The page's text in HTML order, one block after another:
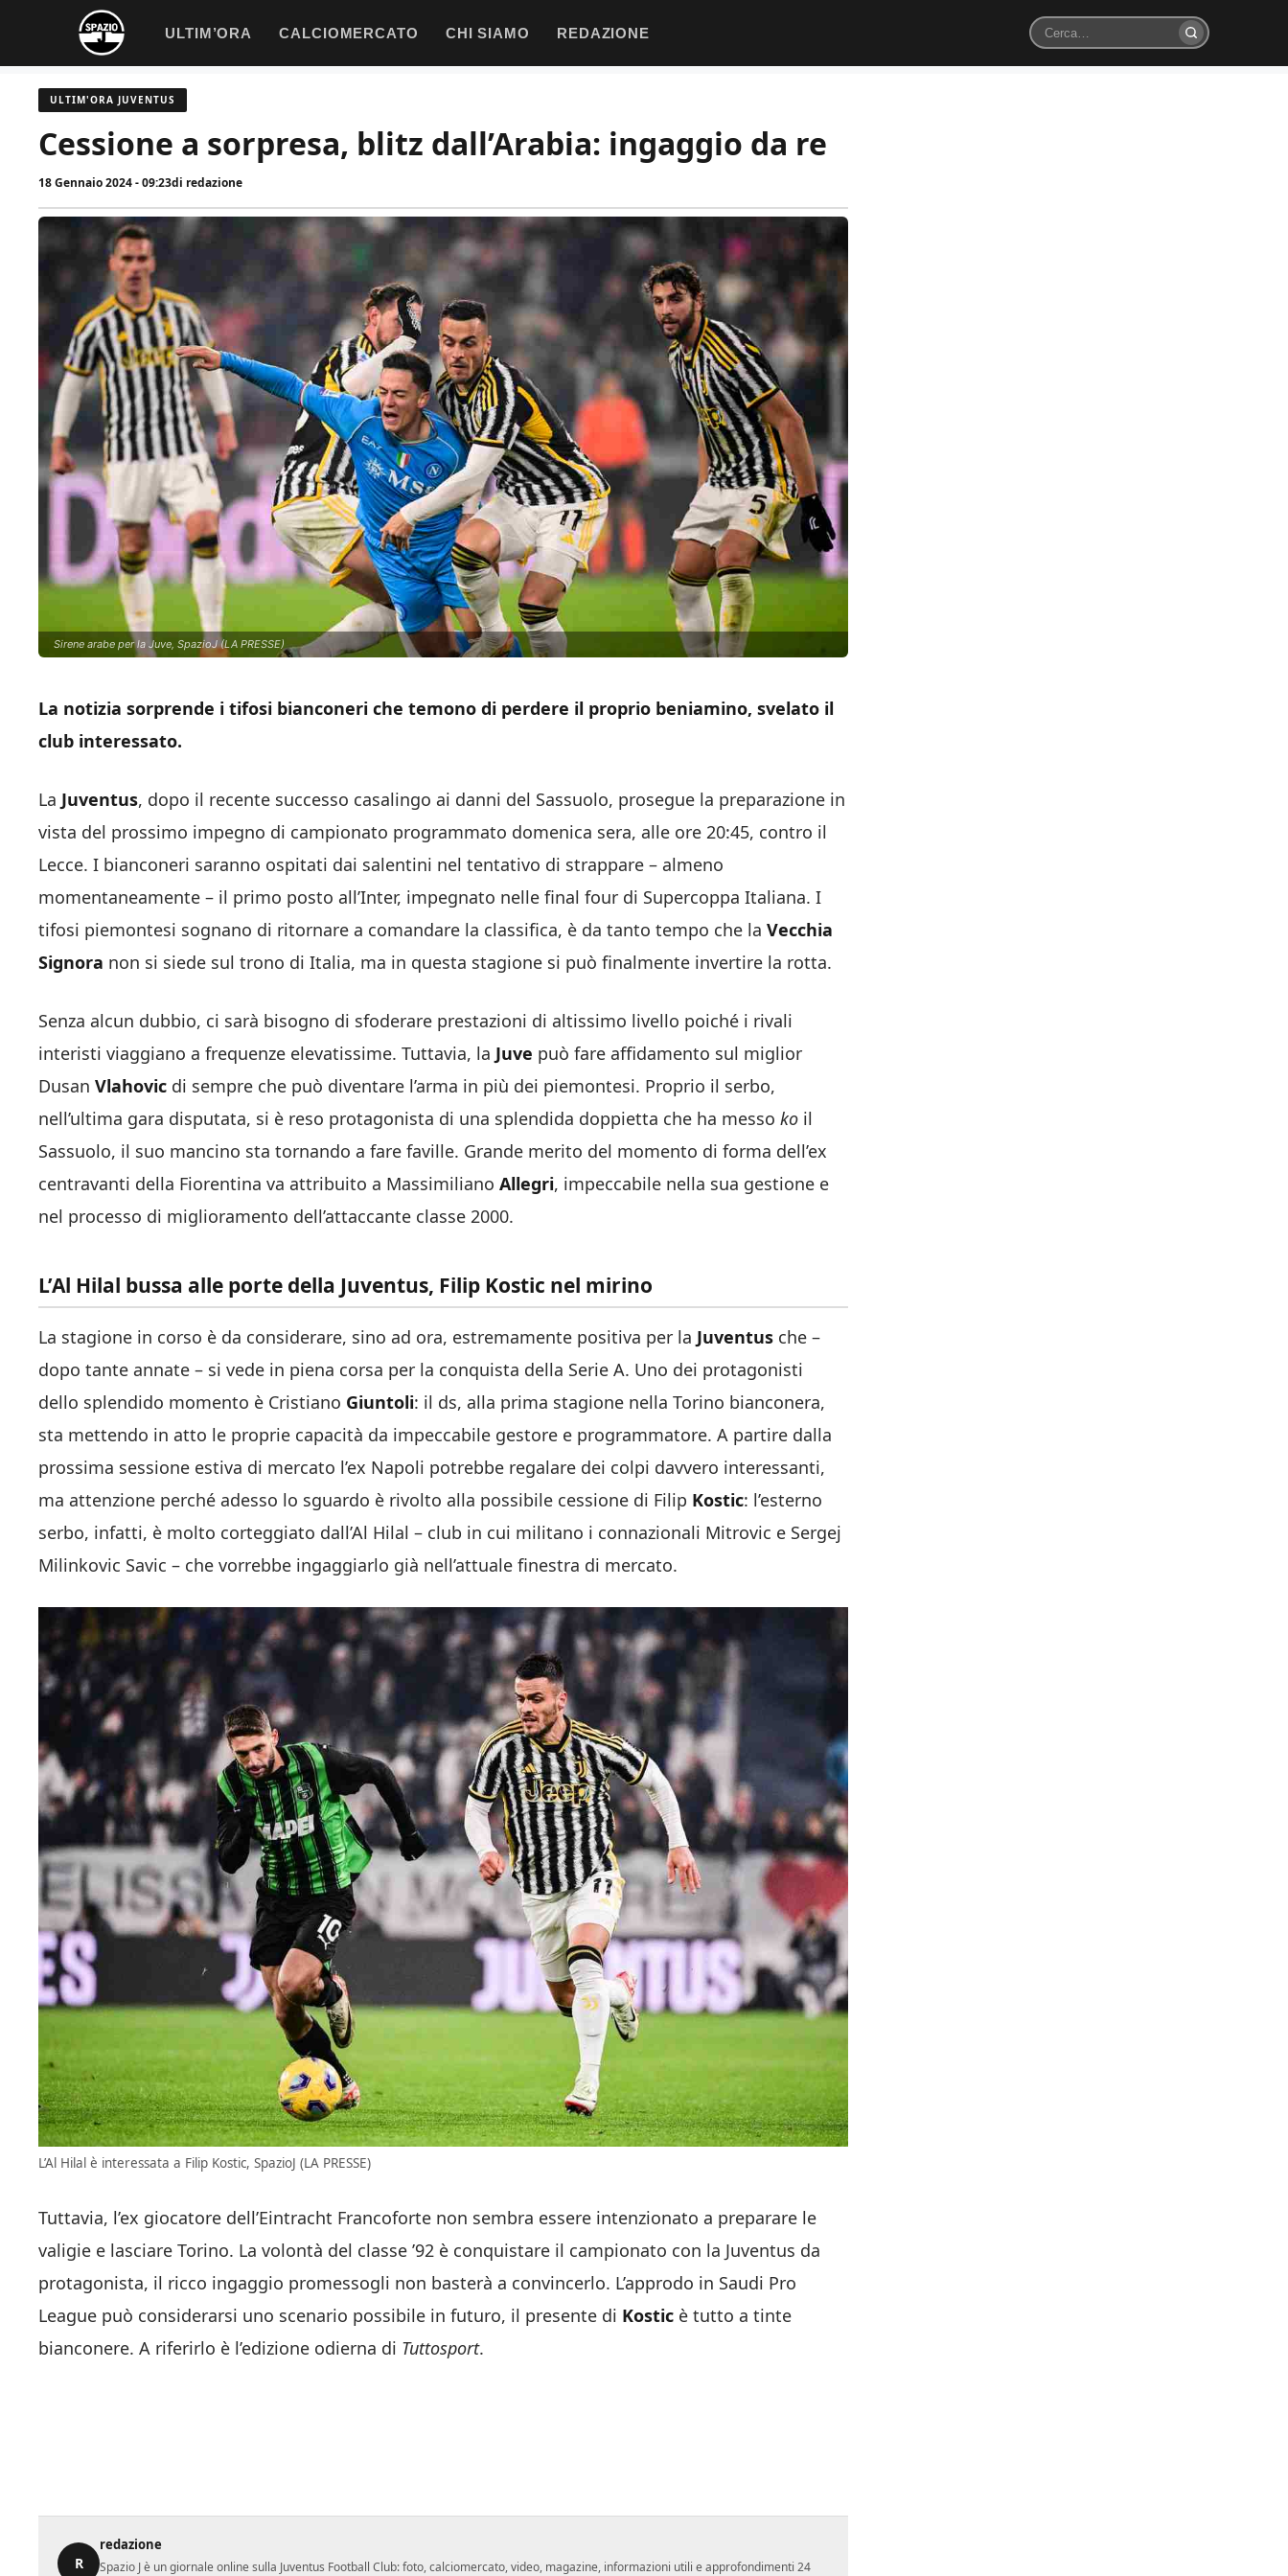
contenuto
ULTIM’ORA CALCIOMERCATO CHI SIAMO REDAZIONE
Cerca
ULTIM'ORA JUVENTUS
Cessione a sorpresa, blitz dall’Arabia: ingaggio da re
18 Gennaio 2024 - 09:23di redazione
Sirene arabe per la Juve, SpazioJ (LA PRESSE)
La notizia sorprende i tifosi bianconeri che temono di perdere il proprio beniamino, svelato il
club interessato.
La Juventus, dopo il recente successo casalingo ai danni del Sassuolo, prosegue la preparazione in
vista del prossimo impegno di campionato programmato domenica sera, alle ore 20:45, contro il
Lecce. I bianconeri saranno ospitati dai salentini nel tentativo di strappare – almeno
momentaneamente – il primo posto all’Inter, impegnato nelle final four di Supercoppa Italiana. I
tifosi piemontesi sognano di ritornare a comandare la classifica, è da tanto tempo che la Vecchia
Signora non si siede sul trono di Italia, ma in questa stagione si può finalmente invertire la rotta.
Senza alcun dubbio, ci sarà bisogno di sfoderare prestazioni di altissimo livello poiché i rivali
interisti viaggiano a frequenze elevatissime. Tuttavia, la Juve può fare affidamento sul miglior
Dusan Vlahovic di sempre che può diventare l’arma in più dei piemontesi. Proprio il serbo,
nell’ultima gara disputata, si è reso protagonista di una splendida doppietta che ha messo ko il
Sassuolo, il suo mancino sta tornando a fare faville. Grande merito del momento di forma dell’ex
centravanti della Fiorentina va attribuito a Massimiliano Allegri, impeccabile nella sua gestione e
nel processo di miglioramento dell’attaccante classe 2000.
L’Al Hilal bussa alle porte della Juventus, Filip Kostic nel mirino
La stagione in corso è da considerare, sino ad ora, estremamente positiva per la Juventus che –
dopo tante annate – si vede in piena corsa per la conquista della Serie A. Uno dei protagonisti
dello splendido momento è Cristiano Giuntoli: il ds, alla prima stagione nella Torino bianconera,
sta mettendo in atto le proprie capacità da impeccabile gestore e programmatore. A partire dalla
prossima sessione estiva di mercato l’ex Napoli potrebbe regalare dei colpi davvero interessanti,
ma attenzione perché adesso lo sguardo è rivolto alla possibile cessione di Filip Kostic: l’esterno
serbo, infatti, è molto corteggiato dall’Al Hilal – club in cui militano i connazionali Mitrovic e Sergej
Milinkovic Savic – che vorrebbe ingaggiarlo già nell’attuale finestra di mercato.
L’Al Hilal è interessata a Filip Kostic, SpazioJ (LA PRESSE)
Tuttavia, l’ex giocatore dell’Eintracht Francoforte non sembra essere intenzionato a preparare le
valigie e lasciare Torino. La volontà del classe ’92 è conquistare il campionato con la Juventus da
protagonista, il ricco ingaggio promessogli non basterà a convincerlo. L’approdo in Saudi Pro
League può considerarsi uno scenario possibile in futuro, il presente di Kostic è tutto a tinte
bianconere. A riferirlo è l’edizione odierna di Tuttosport.
R
redazione
Spazio J è un giornale online sulla Juventus Football Club: foto, calciomercato, video, magazine, informazioni utili e approfondimenti 24